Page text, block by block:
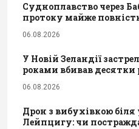
Судноплавство через
протоку майже
06.08.2026
У Новій Зеландії
роками вбивав десятки
06.08.2026
Дрон з вибухівкою біля
Лейпцигу: чи